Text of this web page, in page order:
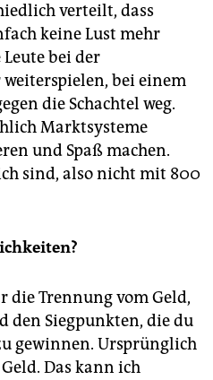
verteilt, dass
keine Lust mehr
bei der
bei einem
die Schachtel weg.
Marktsysteme
und Spaß machen.
sind, also nicht mit 800
die Trennung vom Geld,
den Siegpunkten, die du
gewinnen. Ursprünglich
Das kann ich